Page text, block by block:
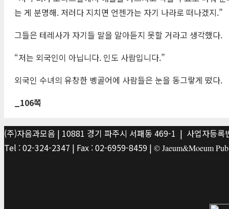
는 게 분명해. 저러다 지치면 언젠가는 자기 나라로 떠나겠지.”
그들은 테레사가 자기들 말을 알아듣지 못할 거라고 생각했다.
“저는 외국인이 아닙니다. 인도 사람입니다.”
외국인 수녀의 유창한 벵골어에 사람들은 눈을 동그랗게 떴다.
_106쪽
(주)자음과모음 | 10881 경기 파주시 서패동 469-1 | 사업자등
Tel : 02-324-2347 | Fax : 02-6959-8459 | © Jaeum&Moeum